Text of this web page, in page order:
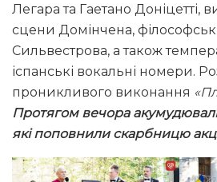
Легара та Гаетано Доніцетті,
сцени Домінчена,
Сильвестрова, а також
іспанські вокальні номери.
проникливого виконання
Протягом вечора
які поповнили скарбницю